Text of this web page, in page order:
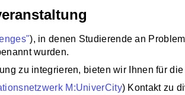
), in denen Studierende an
wurden.
zu integrieren, bieten wir Ihnen für
M:UniverCity) Kontakt zu